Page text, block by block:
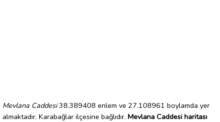
Mevlana Caddesi38.389408 enlem ve 27.108961 boylamda yer
almaktadır. Karabağlar ilçesine bağlıdır. Mevlana Caddesi haritası